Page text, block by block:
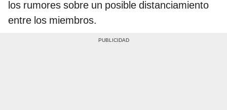
los rumores sobre un posible distanciamiento
entre los miembros.